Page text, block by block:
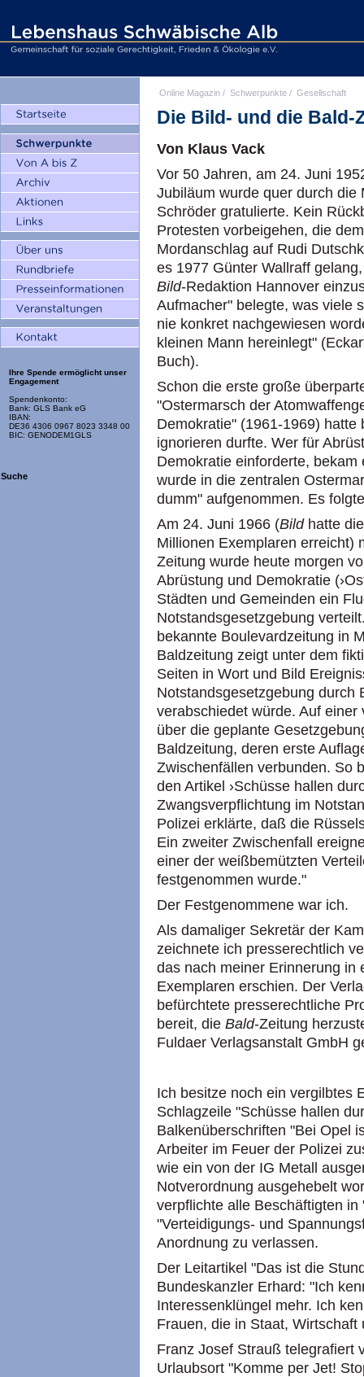
Ihre Spende ermöglicht unser
Engagement
Spendenkonto:
Bank: GLS Bank eG
IBAN:
DE36 4306 0967 8023 3348 00
BIC: GENODEM1GLS
Suche
Online Magazin / Schwerpunkte / Gesellschaft
Die Bild- und die Bald-
Von Klaus Vack
Vor 50 Jahren, am 24. Juni
Jubiläum wurde quer durch die
Schröder gratulierte. Kein
Protesten vorbeigehen, die
Mordanschlag auf Rudi
es 1977 Günter Wallraff
Bild-Redaktion Hannover
Aufmacher" belegte, was viele
nie konkret nachgewiesen
kleinen Mann hereinlegt"
Buch).
Schon die erste große
"Ostermarsch der
Demokratie" (1961-1969)
ignorieren durfte. Wer für
Demokratie einforderte,
wurde in die zentralen
dumm" aufgenommen. Es
Am 24. Juni 1966 (Bildhatte
Millionen Exemplaren erreicht)
Zeitung wurde heute morgen
Abrüstung und Demokratie
Städten und Gemeinden ein
Notstandsgesetzgebung
bekannte Boulevardzeitung in
Baldzeitung zeigt unter dem
Seiten in Wort und Bild
Notstandsgesetzgebung durch
verabschiedet würde. Auf
über die geplante
Baldzeitung, deren erste
Zwischenfällen verbunden. So
den Artikel ›Schüsse hallen
Zwangsverpflichtung im
Polizei erklärte, daß die
Ein zweiter Zwischenfall
einer der weißbemützten
festgenommen wurde."
Der Festgenommene war ich.
Als damaliger Sekretär der
zeichnete ich presserechtlich
das nach meiner Erinnerung in
Exemplaren erschien. Der
befürchtete presserechtliche
bereit, die Bald-Zeitung
Fuldaer Verlagsanstalt GmbH
Ich besitze noch ein vergilbtes
Schlagzeile "Schüsse hallen
Balkenüberschriften "Bei Opel
Arbeiter im Feuer der Polizei
wie ein von der IG Metall
Notverordnung ausgehebelt
verpflichte alle Beschäftigten
"Verteidigungs- und
Anordnung zu verlassen.
Der Leitartikel "Das ist die
Bundeskanzler Erhard: "Ich
Interessenklüngel mehr. Ich
Frauen, die in Staat,
Franz Josef Strauß telegrafiert
Urlaubsort "Komme per Jet!